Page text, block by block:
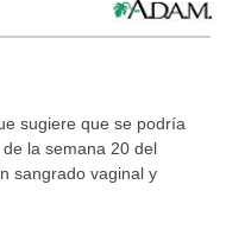
sugiere que se podría
la semana 20 del
sangrado vaginal y